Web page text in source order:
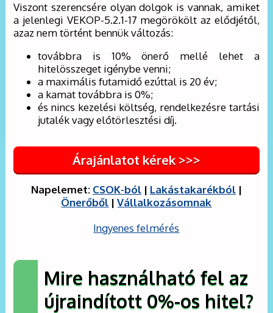
Viszont szerencsére olyan dolgok is vannak, amiket
a jelenlegi VEKOP-5.2.1-17 megörökölt az elődjétől,
azaz nem történt bennük változás:
továbbra is 10% önerő mellé lehet a
hitelösszeget igénybe venni;
a maximális futamidő ezúttal is 20 év;
a kamat továbbra is 0%;
és nincs kezelési költség, rendelkezésre tartási
jutalék vagy előtörlesztési díj.
Árajánlatot kérek >>>
Napelemet: CSOK-ból| Lakástakarékból|
Önerőből |Vállalkozásomnak
Ingyenes felmérés
Mire használható fel az
újraindított 0%-os hitel?